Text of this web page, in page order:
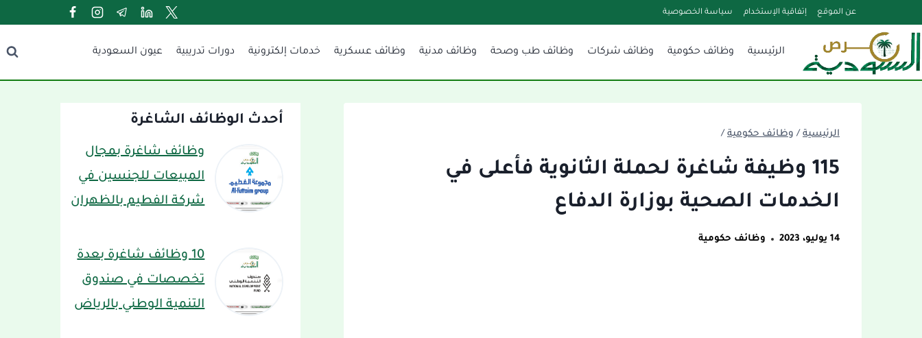
إلى
المحتوى
عن الموقع إتفاقية الإستخدام سياسة الخصوصية
الرئيسية وظائف حكومية وظائف شركات وظائف طب وصحة وظائف مدنية وظائف عسكرية خدمات إلكترونية دورات تدريبية عيون السعودية
الرئيسية / وظائف حكومية /
115 وظيفة شاغرة لحملة الثانوية فأعلى في
الخدمات الصحية بوزارة الدفاع
14 يوليو، 2023 وظائف حكومية
أحدث الوظائف الشاغرة
وظائف شاغرة بمجال
المبيعات للجنسين في
شركة الفطيم بالظهران
10 وظائف شاغرة بعدة
تخصصات في صندوق
التنمية الوطني بالرياض